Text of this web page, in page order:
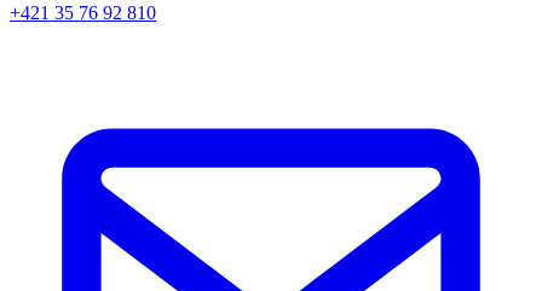
+421 35 76 92 810